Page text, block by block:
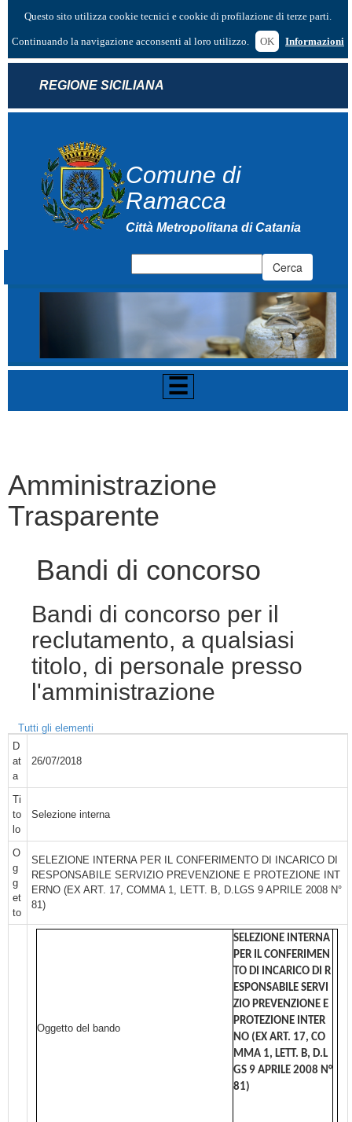
Questo sito utilizza cookie tecnici e cookie di profilazione di terze parti.
Continuando la navigazione acconsenti al loro utilizzo. OK Informazioni
REGIONE SICILIANA
Comune di
Ramacca
Città Metropolitana di Catania
☰
Amministrazione
Trasparente
Bandi di concorso
Bandi di concorso per il
reclutamento, a qualsiasi
titolo, di personale presso
l'amministrazione
Tutti gli elementi
D
at
a
26/07/2018
Ti
to
lo
Selezione interna
O
g
g
et
to
SELEZIONE INTERNA PER IL CONFERIMENTO DI INCARICO DI
RESPONSABILE SERVIZIO PREVENZIONE E PROTEZIONE INT
ERNO (EX ART. 17, COMMA 1, LETT. B, D.LGS 9 APRILE 2008 N°
81)
Oggetto del bando
SELEZIONE INTERNA
PER IL CONFERIMEN
TO DI INCARICO DI R
ESPONSABILE SERVI
ZIO PREVENZIONE E
PROTEZIONE INTER
NO (EX ART. 17, CO
MMA 1, LETT. B, D.L
GS 9 APRILE 2008 N°
81)